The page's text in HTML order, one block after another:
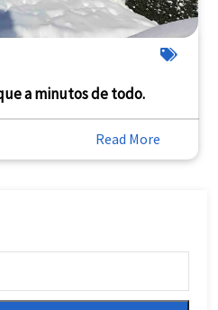
a minutos de todo.
Read More